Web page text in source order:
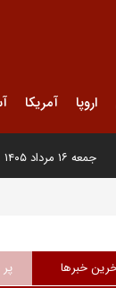
اروپا آمریکا
جمعه ۱۶ مرداد ۱۴۰۵
خبرها